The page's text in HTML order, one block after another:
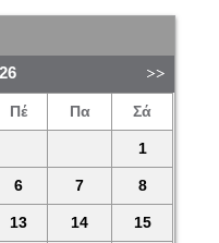
Πέ Πα Σά
1
6 7 8
13 14 15